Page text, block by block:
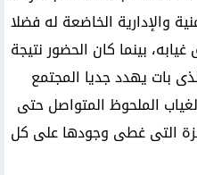
والإدارية الخاضعة له فضلا
بينما كان الحضور نتيجة
بات يهدد جديا المجتمع
الملحوظ المتواصل حتى
التى غطى وجودها على كل